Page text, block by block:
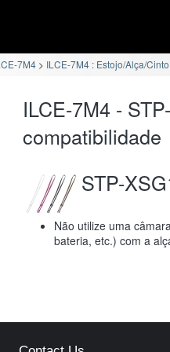
7M4 ILCE-7M4 : Estojo/Alça/Cinto
ILCE-7M4 -
compatibilidade
STP-
Não utilize uma
bateria, etc.) com a